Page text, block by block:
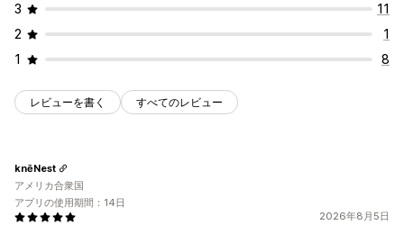
3
11
2
1
1
8
レビューを書く すべてのレビュー
2026年8月5日
knēNest
アメリカ合衆国
アプリの使用期間：14日